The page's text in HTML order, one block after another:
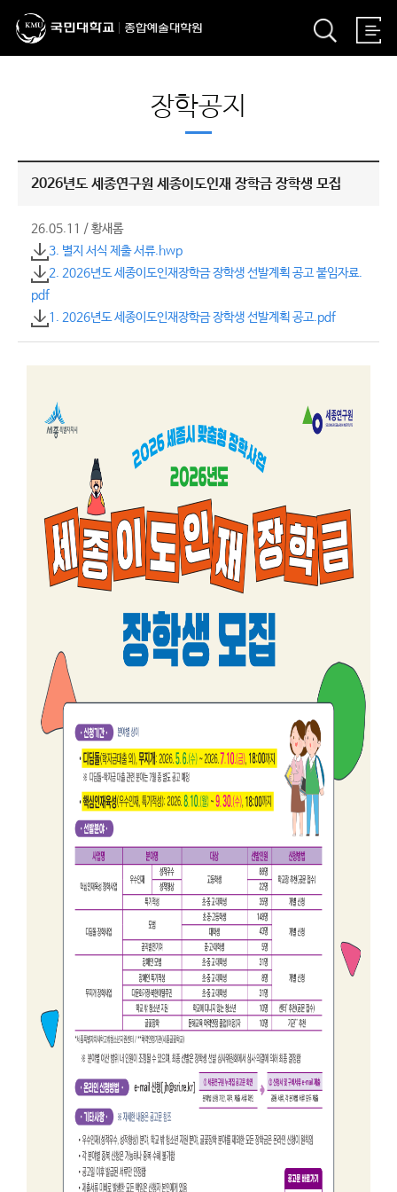
장학공지
2026년도 세종연구원 세종이도인재 장학금 장학생 모집
26.05.11 /황새롬
3. 별지 서식 제출 서류.hwp
2. 2026년도 세종이도인재장학금 장학생 선발계획 공고 붙임자료.
pdf
1. 2026년도 세종이도인재장학금 장학생 선발계획 공고.pdf